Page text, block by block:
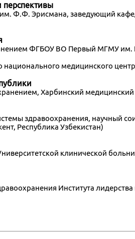
перспективы
им. Ф.Ф. Эрисмана, заведующий
ФГБОУ ВО Первый МГМУ
медицинского
Харбинский медицинский
здравоохранения, научный
Республика Узбекистан)
клинической
Института